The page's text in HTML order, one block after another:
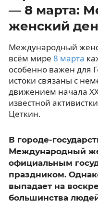
— 8 марта:
женский
Международный
всём мире 8 марта
особенно важен для
истоки связаны с
движением начала
известной
Цеткин.
В городе-
Международный
официальным
праздником.
выпадает на
большинства